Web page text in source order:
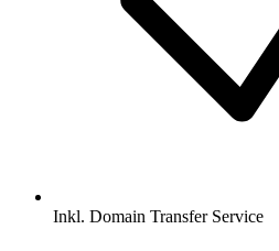
Inkl. Domain Transfer Service